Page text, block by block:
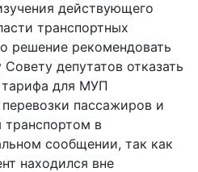
действующего
транспортных
решение рекомендовать
депутатов отказать
тарифа для МУП
пассажиров и
в
сообщении, так как
находился вне